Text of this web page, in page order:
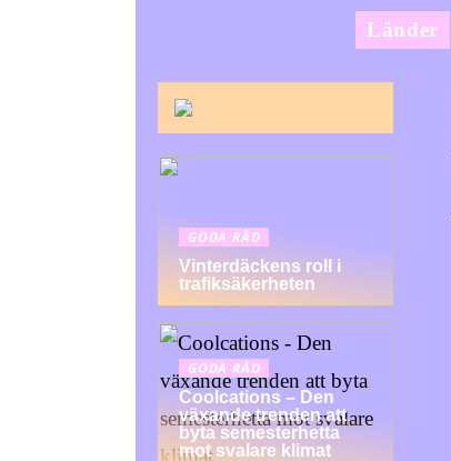
Länder
GODA RÅD
Vinterdäckens roll i
trafiksäkerheten
GODA RÅD
Coolcations – Den
växande trenden att
byta semesterhetta
mot svalare klimat